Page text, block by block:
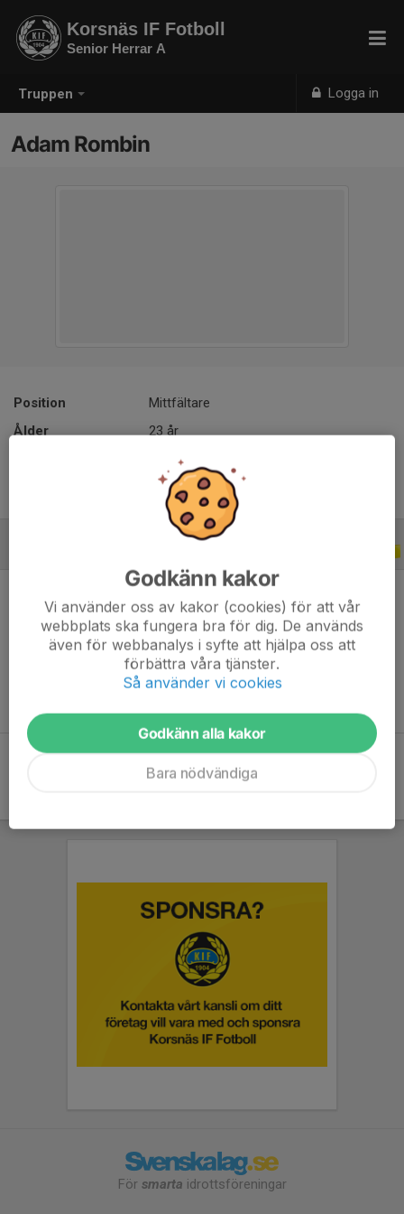
Truppen Logga in
Korsnäs IF Fotboll
Senior Herrar A
Adam Rombin
Position
Mittfältare
Ålder
23 år
Ingen statistik finns för detta år
För smarta idrottsföreningar
Godkänn kakor
Vi använder oss av kakor (cookies) för att vår
webbplats ska fungera bra för dig. De används
även för webbanalys i syfte att hjälpa oss att
förbättra våra tjänster.
Så använder vi cookies
Godkänn alla kakor
Bara nödvändiga